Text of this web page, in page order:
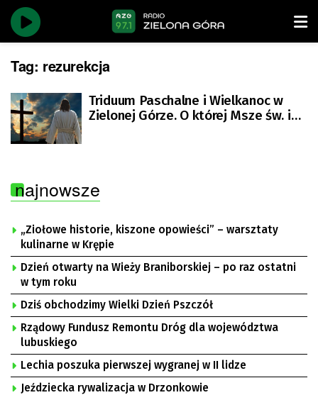
Tag: rezurekcja
Triduum Paschalne i Wielkanoc w
Zielonej Górze. O której Msze św. i
najnowsze
„Ziołowe historie, kiszone opowieści” – warsztaty
kulinarne w Krępie
Dzień otwarty na Wieży Braniborskiej – po raz ostatni
w tym roku
Dziś obchodzimy Wielki Dzień Pszczół
Rządowy Fundusz Remontu Dróg dla województwa
lubuskiego
Lechia poszuka pierwszej wygranej w II lidze
Jeździecka rywalizacja w Drzonkowie